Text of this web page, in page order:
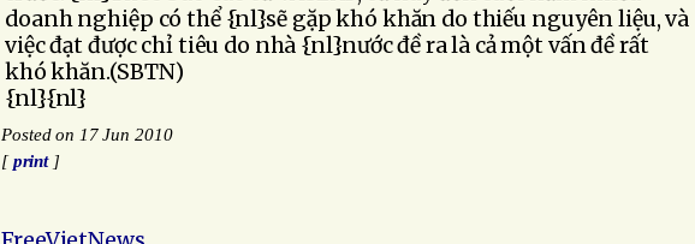
doanh nghiệp có thể {nl}sẽ gặp khó khăn do thiếu nguyên liệu, và
việc đạt được chỉ tiêu do nhà {nl}nước đề ra là cả một vấn đề rất
khó khăn.(SBTN)
{nl}{nl}
Posted on 17 Jun 2010
[print]